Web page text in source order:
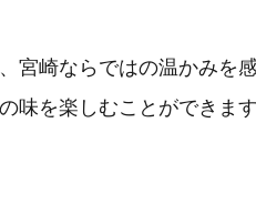
宮崎ならではの温かみを
味を楽しむことができます